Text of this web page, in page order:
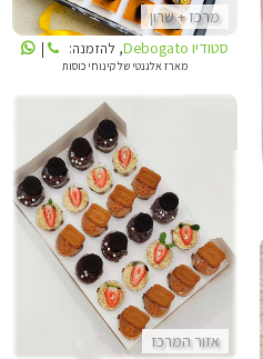
מרכז + שרון
סטודיו Debogato , להזמנה: |
מארז אלגנטי של קינוחי כוסות
אזור המרכז
העוגות של דנוש